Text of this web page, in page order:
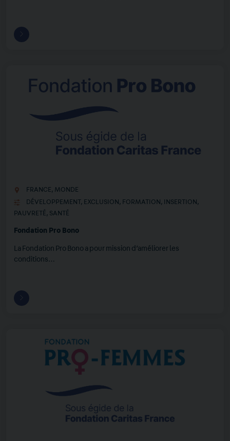
FRANCE, MONDE
DÉVELOPPEMENT , EXCLUSION , FORMATION , INSERTION ,
PAUVRETÉ, SANTÉ
Fondation Pro Bono
La Fondation Pro Bono a pour mission d’améliorer les
conditions…